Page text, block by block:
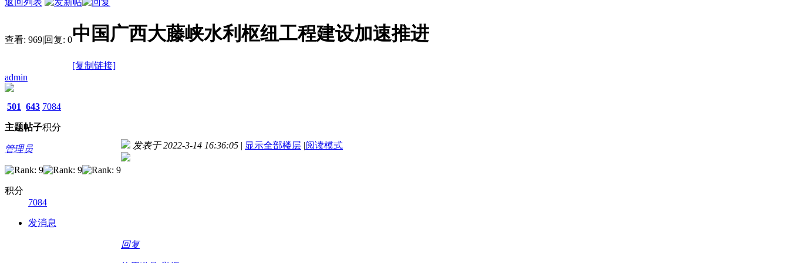
查看: 969|回复: 0中国广西大藤峡水利枢纽工程建设加速推进
[复制链接]
admin
501
主题
643
帖子
7084
积分
管理员
积分
7084
发消息
发表于 2022-3-14 16:36:05 | 显示全部楼层 |阅读模式
回复